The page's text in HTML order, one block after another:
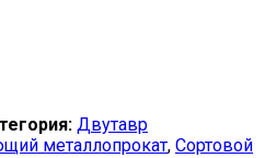
Двутавр
металлопрокат, Сортовой